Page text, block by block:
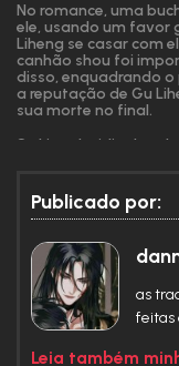
No romance, uma
ele, usando um favor
Liheng se casar com
canhão shou foi
disso, enquadrando
a reputação de Gu
sua morte no final.
Su Ling decidiu
“Presidente Gu,
desconfortável QAQ”
Gu Liheng entregou-
Su Ling deu rosas a
Publicado por:
as
feitas
Leia também